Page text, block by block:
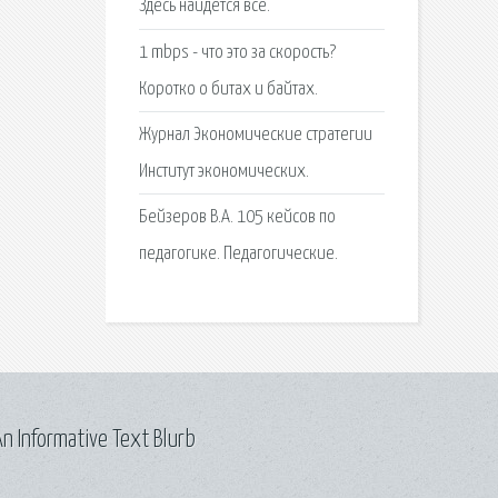
Здесь найдется все.
1 mbps - что это за скорость?
Коротко о битах и байтах.
Журнал Экономические стратегии
Институт экономических.
Бейзеров В.А. 105 кейсов по
педагогике. Педагогические.
Informative Text Blurb